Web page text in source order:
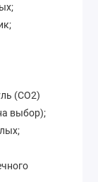
(CO2)
выбор);